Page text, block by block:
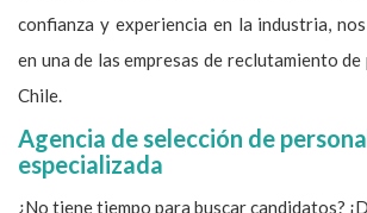
confianza y experiencia en la industria,
en una de las empresas de reclutamiento
Chile.
Agencia de selección de
especializada
¿No tiene tiempo para buscar candidatos?